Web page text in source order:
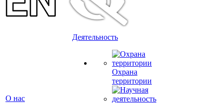
О нас
Деятельность
Охрана
территории